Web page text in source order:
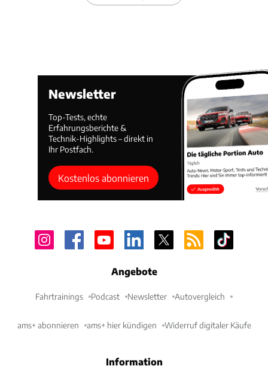
Newsletter
Top-Tests, echte
Erfahrungsberichte &
Technik-Highlights – direkt in
Ihr Postfach.
Kostenlos abonnieren
Angebote
Fahrtrainings Podcast Newsletter Autovergleich
ams+ abonnieren ams+ hier kündigen Widerruf digitaler Käufe
Information